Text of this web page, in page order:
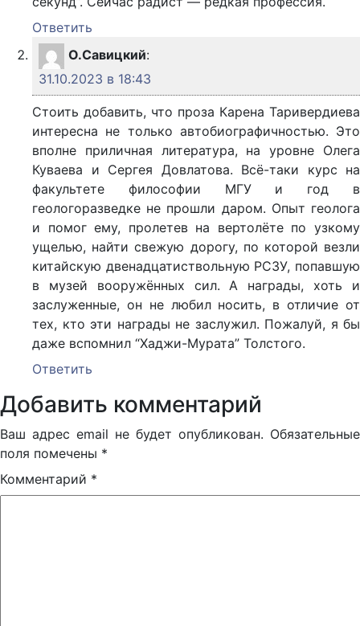
Ответить
О.Савицкий:
31.10.2023 в 18:43
Стоить добавить, что проза Карена Таривердиева
интересна не только автобиографичностью. Это
вполне приличная литература, на уровне Олега
Куваева и Сергея Довлатова. Всё-таки курс на
факультете философии МГУ и год в
геологоразведке не прошли даром. Опыт геолога
и помог ему, пролетев на вертолёте по узкому
ущелью, найти свежую дорогу, по которой везли
китайскую двенадцатиствольную РСЗУ, попавшую
в музей вооружённых сил. А награды, хоть и
заслуженные, он не любил носить, в отличие от
тех, кто эти награды не заслужил. Пожалуй, я бы
даже вспомнил “Хаджи-Мурата” Толстого.
Ответить
Добавить комментарий
Ваш адрес email не будет опубликован. Обязательные
поля помечены *
Комментарий *